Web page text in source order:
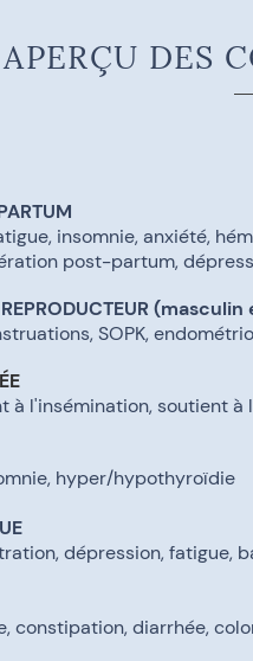
APERÇU DES
insomnie, anxiété,
post-partum,
REPRODUCTEUR
SOPK,
à l'insémination, soutient
hyper/hypothyroïdie
dépression, fatigue,
constipation, diarrhée,